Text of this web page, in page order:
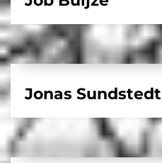
Jonas Sundstedt